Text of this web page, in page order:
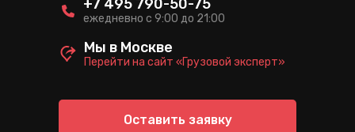
Оставить заявку
ежедневно с 9:00 до 21:00
+7 495 790-50-75
Перейти на сайт «Грузовой эксперт»
Мы в Москве